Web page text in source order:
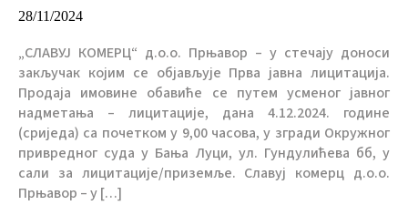
28/11/2024
„СЛАВУЈ КОМЕРЦ“ д.о.о. Прњавор – у стечају доноси
закључак којим се објављује Прва јавна лицитација.
Продаја имовине обавиће се путем усменог јавног
надметања – лицитације, дана 4.12.2024. године
(сриједа) са почетком у 9,00 часова, у згради Окружног
привредног суда у Бања Луци, ул. Гундулићева бб, у
сали за лицитације/приземље. Славуј комерц д.о.о.
Прњавор – у […]